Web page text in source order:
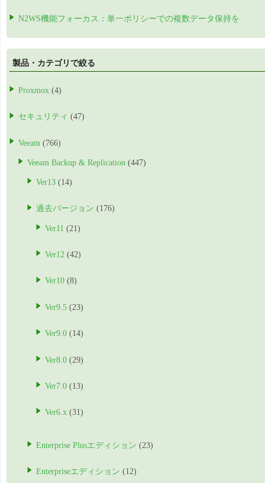
N2WS機能フォーカス：単一ポリシーでの複数データ保持を
製品・カテゴリで絞る
Proxmox (4)
セキュリティ (47)
Veeam (766)
Veeam Backup & Replication (447)
Ver13 (14)
過去バージョン (176)
Ver11 (21)
Ver12 (42)
Ver10 (8)
Ver9.5 (23)
Ver9.0 (14)
Ver8.0 (29)
Ver7.0 (13)
Ver6.x (31)
Enterprise Plusエディション (23)
Enterpriseエディション (12)